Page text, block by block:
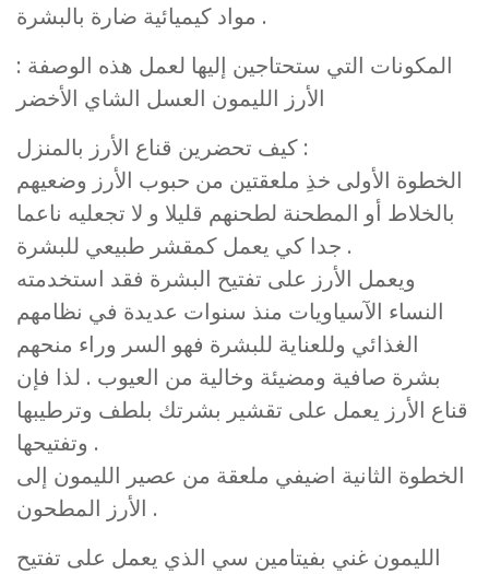
مواد كيميائية ضارة بالبشرة .
المكونات التي ستحتاجين إليها لعمل هذه الوصفة :
الأرز الليمون العسل الشاي الأخضر
كيف تحضرين قناع الأرز بالمنزل :
الخطوة الأولى خذِ ملعقتين من حبوب الأرز وضعيهم
بالخلاط أو المطحنة لطحنهم قليلا و لا تجعليه ناعما
جدا كي يعمل كمقشر طبيعي للبشرة .
ويعمل الأرز على تفتيح البشرة فقد استخدمته
النساء الآسياويات منذ سنوات عديدة في نظامهم
الغذائي وللعناية للبشرة فهو السر وراء منحهم
بشرة صافية ومضيئة وخالية من العيوب . لذا فإن
قناع الأرز يعمل على تقشير بشرتك بلطف وترطيبها
وتفتيحها .
الخطوة الثانية اضيفي ملعقة من عصير الليمون إلى
الأرز المطحون .
الليمون غني بفيتامين سي الذي يعمل على تفتيح